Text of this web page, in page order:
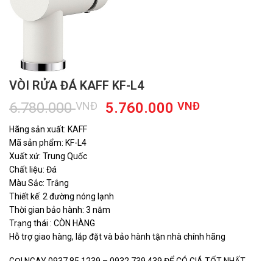
VÒI RỬA ĐÁ KAFF KF-L4
6.780.000VNĐ
Giá
5.760.000VNĐGiá
Hãng sản xuất: KAFF
Mã sản phẩm: KF-L4
Xuất xứ: Trung Quốc
Chất liệu: Đá
Màu Sắc: Trắng
Thiết kế: 2 đường nóng lạnh
Thời gian bảo hành: 3 năm
Trạng thái : CÒN HÀNG
Hỗ trợ giao hàng, lắp đặt và bảo hành tận nhà chính hãng